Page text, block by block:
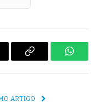
Copiar
ARTIGO